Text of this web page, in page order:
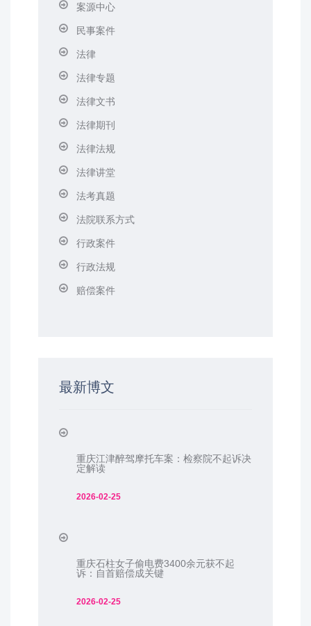
案源中心
民事案件
法律
法律专题
法律文书
法律期刊
法律法规
法律讲堂
法考真题
法院联系方式
行政案件
行政法规
赔偿案件
最新博文
重庆江津醉驾摩托车案：检察院不起诉决
定解读
2026-02-25
重庆石柱女子偷电费3400余元获不起
诉：自首赔偿成关键
2026-02-25